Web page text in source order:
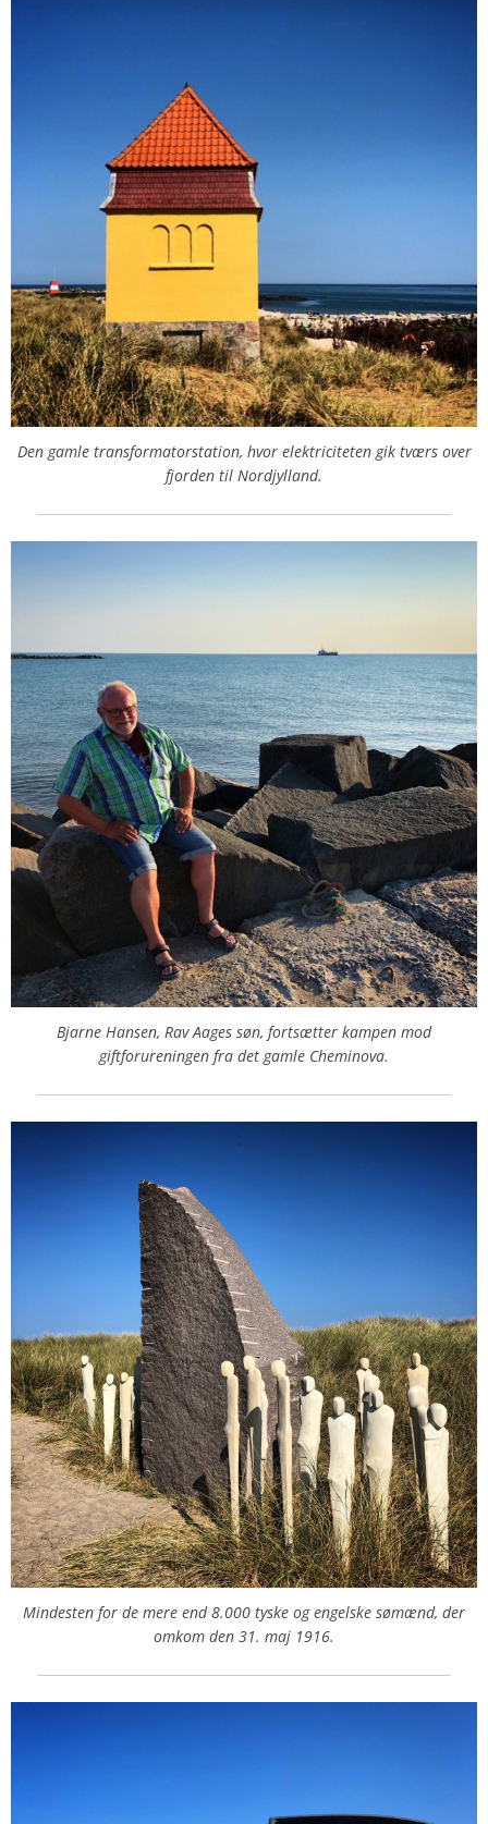
Den gamle transformatorstation, hvor elektriciteten gik tværs over
fjorden til Nordjylland.
Bjarne Hansen, Rav Aages søn, fortsætter kampen mod
giftforureningen fra det gamle Cheminova.
Mindesten for de mere end 8.000 tyske og engelske sømænd, der
omkom den 31. maj 1916.